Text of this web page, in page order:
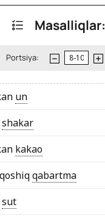
Masalliqlar:
Portsiya:
un
shakar
kakao
qabartma
sut